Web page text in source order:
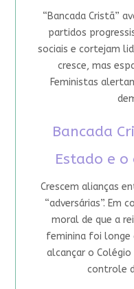
“Bancada Cristã”
partidos
sociais e cortejam
cresce, mas
Feministas
Bancada
Estado e
Crescem alianças
“adversárias”. Em
moral de que a
feminina foi longe
alcançar o Colégio
controle